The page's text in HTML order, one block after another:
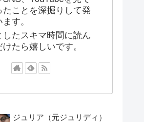
たことを深掘りして発
す。
したスキマ時間に読ん
たら嬉しいです。
ジュリア（元ジュリディ）